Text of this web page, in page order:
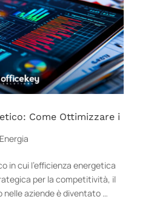
Come Ottimizzare i
Energia
in cui l’efficienza energetica
per la competitività, il
aziende è diventato …